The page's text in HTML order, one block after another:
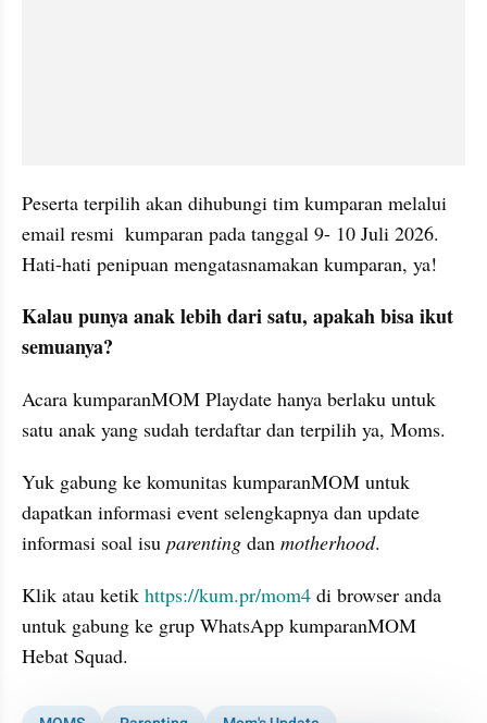
Peserta terpilih akan dihubungi tim kumparan melalui
email resmi  kumparan pada tanggal 9- 10 Juli 2026.
Hati-hati penipuan mengatasnamakan kumparan, ya!
Kalau punya anak lebih dari satu, apakah bisa ikut
semuanya?
Acara kumparanMOM Playdate hanya berlaku untuk
satu anak yang sudah terdaftar dan terpilih ya, Moms.
Yuk gabung ke komunitas kumparanMOM untuk
dapatkan informasi event selengkapnya dan update
informasi soal isu parenting dan motherhood.
Klik atau ketik https://kum.pr/mom4 di browser anda
untuk gabung ke grup WhatsApp kumparanMOM
Hebat Squad.